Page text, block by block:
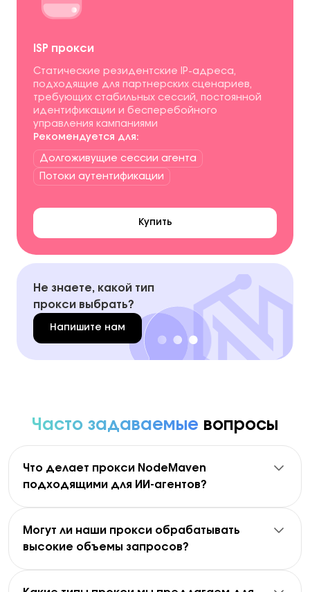
ISP прокси
Статические резидентские IP-адреса,
подходящие для партнерских сценариев,
требующих стабильных сессий, постоянной
идентификации и бесперебойного
управления кампаниями
Рекомендуется для:
Долгоживущие сессии агента
Потоки аутентификации
Купить
Не знаете, какой тип
прокси выбрать?
Напишите нам
Часто задаваемые вопросы
Что делает прокси NodeMaven
подходящими для ИИ-агентов?
предварительно проверены на высокое качество и
низкую обнаруживаемость. В сочетании с
«липкими» сессиями, геотаргетингом и высокой
Могут ли наши прокси обрабатывать
высокие объемы запросов?
агентов. Благодаря большому пулу из более чем 30